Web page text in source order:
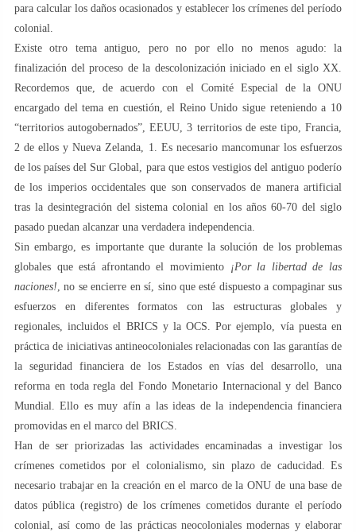
para calcular los daños ocasionados y establecer los crímenes del período
colonial.
Existe otro tema antiguo, pero no por ello no menos agudo: la
finalización del proceso de la descolonización iniciado en el siglo XX.
Recordemos que, de acuerdo con el Comité Especial de la ONU
encargado del tema en cuestión, el Reino Unido sigue reteniendo a 10
“territorios autogobernados”, EEUU, 3 territorios de este tipo, Francia,
2 de ellos y Nueva Zelanda, 1. Es necesario mancomunar los esfuerzos
de los países del Sur Global, para que estos vestigios del antiguo poderío
de los imperios occidentales que son conservados de manera artificial
tras la desintegración del sistema colonial en los años 60-70 del siglo
pasado puedan alcanzar una verdadera independencia.
Sin embargo, es importante que durante la solución de los problemas
globales que está afrontando el movimiento ¡Por la libertad de las
naciones! , no se encierre en sí, sino que esté dispuesto a compaginar sus
esfuerzos en diferentes formatos con las estructuras globales y
regionales, incluidos el BRICS y la OCS. Por ejemplo, vía puesta en
práctica de iniciativas antineocoloniales relacionadas con las garantías de
la seguridad financiera de los Estados en vías del desarrollo, una
reforma en toda regla del Fondo Monetario Internacional y del Banco
Mundial. Ello es muy afín a las ideas de la independencia financiera
promovidas en el marco del BRICS.
Han de ser priorizadas las actividades encaminadas a investigar los
crímenes cometidos por el colonialismo, sin plazo de caducidad. Es
necesario trabajar en la creación en el marco de la ONU de una base de
datos pública (registro) de los crímenes cometidos durante el período
colonial, así como de las prácticas neocoloniales modernas y elaborar